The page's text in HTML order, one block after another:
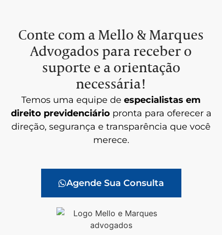
Conte com a Mello & Marques
Advogados para receber o
suporte e a orientação
necessária!
Temos uma equipe de especialistas em
direito previdenciário pronta para oferecer a
direção, segurança e transparência que você
merece.
Agende Sua Consulta